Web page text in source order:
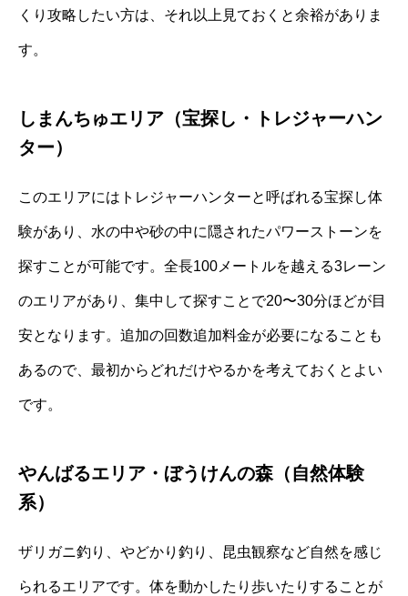
くり攻略したい方は、それ以上見ておくと余裕がありま
す。
しまんちゅエリア（宝探し・トレジャーハン
ター）
このエリアにはトレジャーハンターと呼ばれる宝探し体
験があり、水の中や砂の中に隠されたパワーストーンを
探すことが可能です。全長100メートルを越える3レーン
のエリアがあり、集中して探すことで20〜30分ほどが目
安となります。追加の回数追加料金が必要になることも
あるので、最初からどれだけやるかを考えておくとよい
です。
やんばるエリア・ぼうけんの森（自然体験
系）
ザリガニ釣り、やどかり釣り、昆虫観察など自然を感じ
られるエリアです。体を動かしたり歩いたりすることが